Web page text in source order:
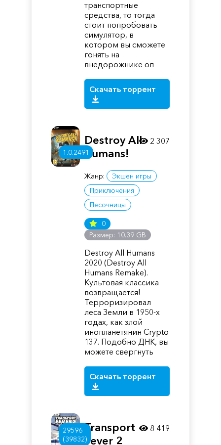
транспортные
средства, то тогда
стоит попробовать
симулятор, в
котором вы сможете
гонять на
внедорожнике оп
Скачать торрент
1.0.2491
Destroy All
Humans!
Жанр:
Экшен игры
Приключения
Песочницы
0
Размер: 10.39 GB
Destroy All Humans
2020 (Destroy All
Humans Remake).
Культовая классика
возвращается!
Терроризировал
леса Земли в 1950-х
годах, как злой
инопланетянин Crypto
137. Подобно ДНК, вы
можете свергнуть
Скачать торрент
2 307
29596
(39832)
Transport
Fever 2
8 419